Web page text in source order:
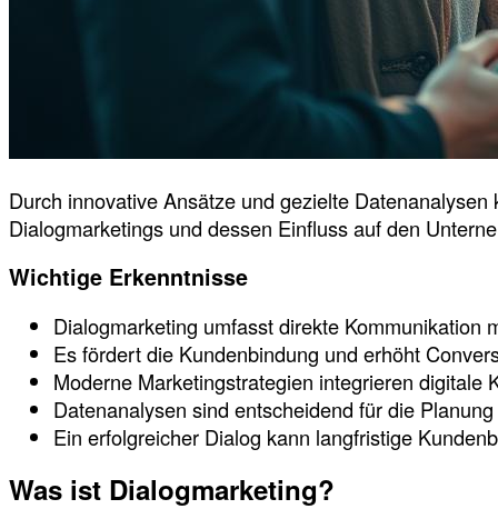
Durch innovative Ansätze und gezielte
Dialogmarketings und dessen Einfluss auf den
Wichtige Erkenntnisse
Dialogmarketing umfasst direkte Kommunikation
Es fördert die Kundenbindung und erhöht
Moderne Marketingstrategien integrieren digitale
Datenanalysen sind entscheidend für die
Ein erfolgreicher Dialog kann langfristige
Was ist Dialogmarketing?